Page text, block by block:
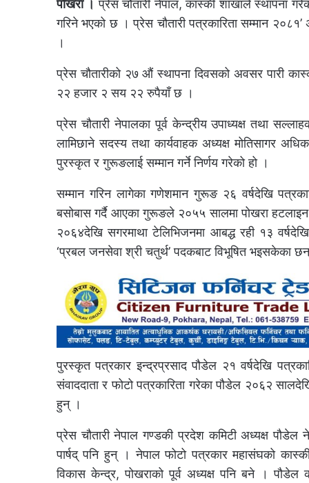
पोखरा । प्रेस चौतारी नेपाल, कास्की शाखाले स्थापना
गरिने भएको छ । प्रेस चौतारी पत्रकारिता सम्मान
।
प्रेस चौतारीको २७ औं स्थापना दिवसको अवसर पारी
२२ हजार २ सय २२ रुपैयाँ छ ।
प्रेस चौतारी नेपालका पूर्व केन्द्रीय उपाध्यक्ष तथा
लामिछाने सदस्य तथा कार्यवाहक अध्यक्ष मोतिसागर
पुरस्कृत र गुरूङलाई सम्मान गर्ने निर्णय गरेको हो ।
सम्मान गरिन लागेका गणेशमान गुरूङ २६ वर्षदेखि
बसोबास गर्दै आएका गुरूङले २०५५ सालमा पोखरा
२०६४देखि सगरमाथा टेलिभिजनमा आबद्ध रही १३
‘प्रबल जनसेवा श्री चतुर्थ’ पदकबाट विभूषित भइसकेका
पुरस्कृत पत्रकार इन्द्रप्रसाद पौडेल २१ वर्षदेखि
संवाददाता र फोटो पत्रकारिता गरेका पौडेल २०६२
हुन् ।
प्रेस चौतारी नेपाल गण्डकी प्रदेश कमिटी अध्यक्ष
पार्षद् पनि हुन् । नेपाल फोटो पत्रकार महासंघको
विकास केन्द्र, पोखराको पूर्व अध्यक्ष पनि बने । पौडेल